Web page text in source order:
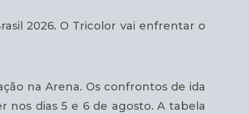
2026. O Tricolor vai enfrentar o
na Arena. Os confrontos de ida
nos dias 5 e 6 de agosto. A tabela